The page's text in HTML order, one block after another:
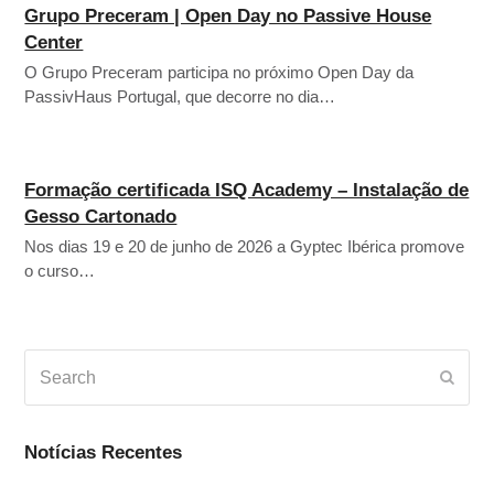
Grupo Preceram | Open Day no Passive House
Center
O Grupo Preceram participa no próximo Open Day da
PassivHaus Portugal, que decorre no dia…
Formação certificada ISQ Academy – Instalação de
Gesso Cartonado
Nos dias 19 e 20 de junho de 2026 a Gyptec Ibérica promove
o curso…
Notícias Recentes